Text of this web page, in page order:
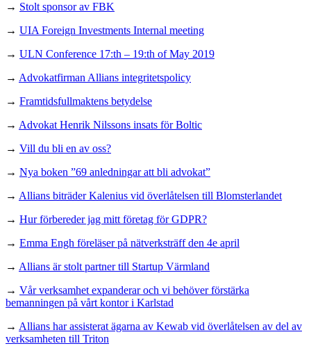
→ Stolt sponsor av FBK
→ UIA Foreign Investments Internal meeting
→ ULN Conference 17:th – 19:th of May 2019
→ Advokatfirman Allians integritetspolicy
→ Framtidsfullmaktens betydelse
→ Advokat Henrik Nilssons insats för Boltic
→ Vill du bli en av oss?
→ Nya boken ”69 anledningar att bli advokat”
→ Allians biträder Kalenius vid överlåtelsen till Blomsterlandet
→ Hur förbereder jag mitt företag för GDPR?
→ Emma Engh föreläser på nätverksträff den 4e april
→ Allians är stolt partner till Startup Värmland
→ Vår verksamhet expanderar och vi behöver förstärka
bemanningen på vårt kontor i Karlstad
→ Allians har assisterat ägarna av Kewab vid överlåtelsen av del av
verksamheten till Triton